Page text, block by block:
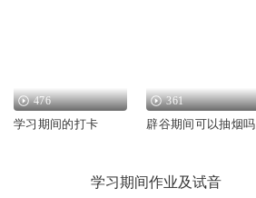
476
学习期间的打卡
361
辟谷期间可以抽烟吗
学习期间作业及试音